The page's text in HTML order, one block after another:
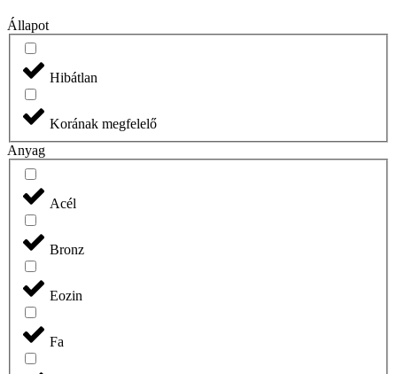
Állapot
Hibátlan
Korának megfelelő
Anyag
Acél
Bronz
Eozin
Fa